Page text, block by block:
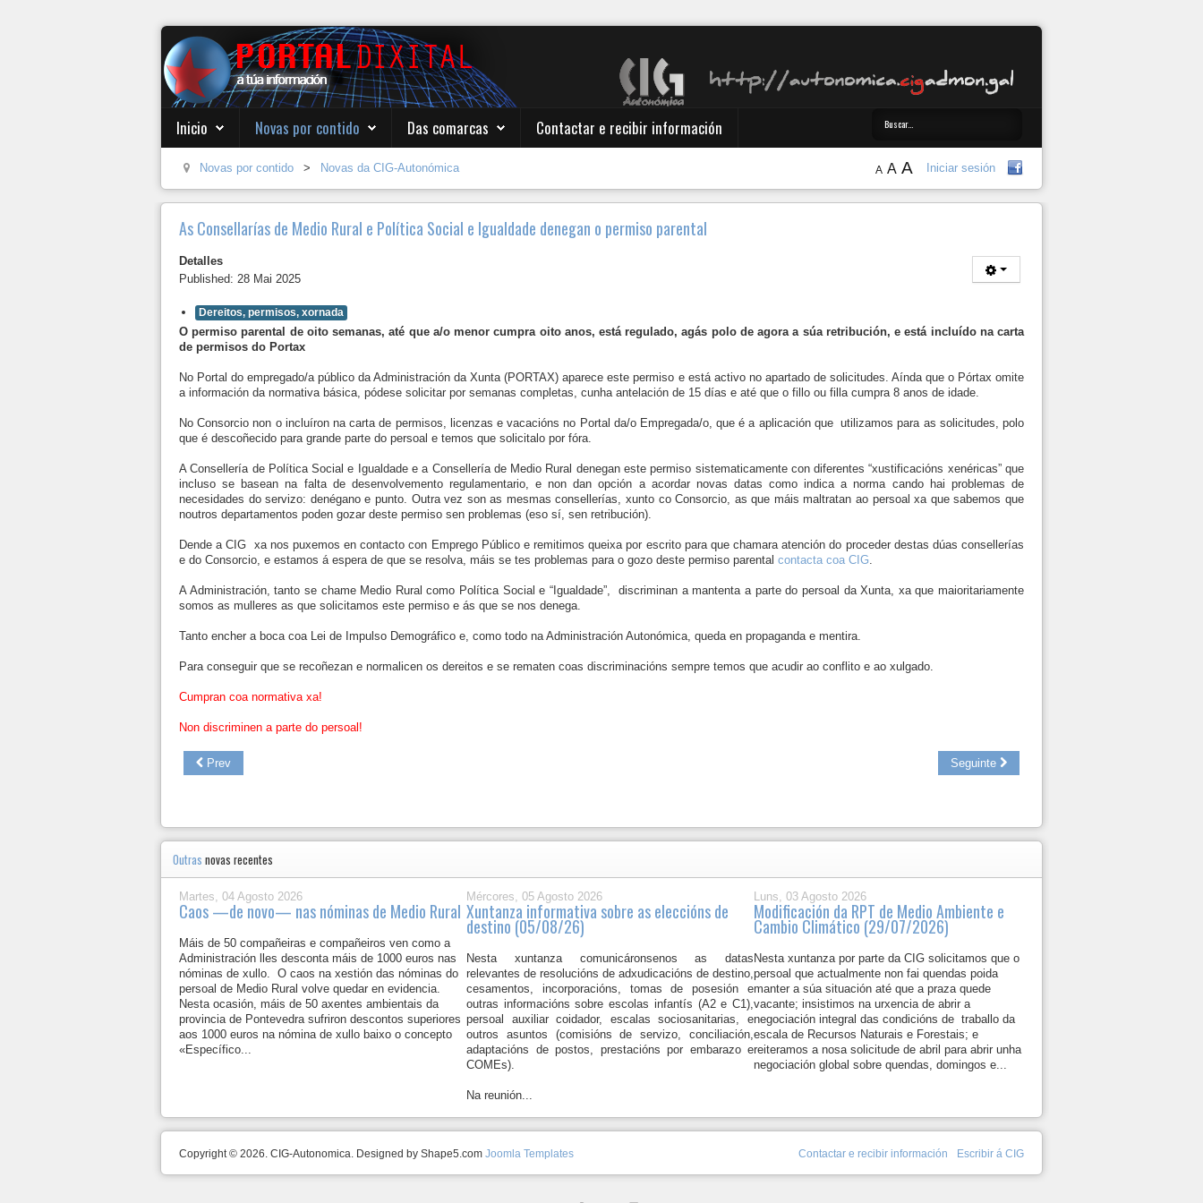
Inicio Novas por contido Das comarcas Contactar e recibir información
Novas por contido > Novas da CIG-Autonómica Iniciar sesión
A A A
As Consellarías de Medio Rural e Política Social e Igualdade denegan o permiso parental
Detalles
Published: 28 Mai 2025
Dereitos, permisos, xornada
O permiso parental de oito semanas, até que a/o menor cumpra oito anos, está regulado, agás polo de agora a súa retribución, e está incluído na carta
de permisos do Portax
No Portal do empregado/a público da Administración da Xunta (PORTAX) aparece este permiso e está activo no apartado de solicitudes. Aínda que o Pórtax omite
a información da normativa básica, pódese solicitar por semanas completas, cunha antelación de 15 días e até que o fillo ou filla cumpra 8 anos de idade.
No Consorcio non o incluíron na carta de permisos, licenzas e vacacións no Portal da/o Empregada/o, que é a aplicación que utilizamos para as solicitudes, polo
que é descoñecido para grande parte do persoal e temos que solicitalo por fóra.
A Consellería de Política Social e Igualdade e a Consellería de Medio Rural denegan este permiso sistematicamente con diferentes “xustificacións xenéricas” que
incluso se basean na falta de desenvolvemento regulamentario, e non dan opción a acordar novas datas como indica a norma cando hai problemas de
necesidades do servizo: denégano e punto. Outra vez son as mesmas consellerías, xunto co Consorcio, as que máis maltratan ao persoal xa que sabemos que
noutros departamentos poden gozar deste permiso sen problemas (eso sí, sen retribución).
Dende a CIG xa nos puxemos en contacto con Emprego Público e remitimos queixa por escrito para que chamara atención do proceder destas dúas consellerías
e do Consorcio, e estamos á espera de que se resolva, máis se tes problemas para o gozo deste permiso parental contacta coa CIG.
A Administración, tanto se chame Medio Rural como Política Social e “Igualdade”, discriminan a mantenta a parte do persoal da Xunta, xa que maioritariamente
somos as mulleres as que solicitamos este permiso e ás que se nos denega.
Tanto encher a boca coa Lei de Impulso Demográfico e, como todo na Administración Autonómica, queda en propaganda e mentira.
Para conseguir que se recoñezan e normalicen os dereitos e se rematen coas discriminacións sempre temos que acudir ao conflito e ao xulgado.
Cumpran coa normativa xa!
Non discriminen a parte do persoal!
Prev Seguinte
Outras novas recentes
Martes, 04 Agosto 2026
Caos —de novo— nas nóminas de Medio Rural
Máis de 50 compañeiras e compañeiros ven como a
Administración lles desconta máis de 1000 euros nas
nóminas de xullo. O caos na xestión das nóminas do
persoal de Medio Rural volve quedar en evidencia.
Nesta ocasión, máis de 50 axentes ambientais da
provincia de Pontevedra sufriron descontos superiores
aos 1000 euros na nómina de xullo baixo o concepto
«Específico...
Mércores, 05 Agosto 2026
Xuntanza informativa sobre as eleccións de
destino (05/08/26)
Nesta xuntanza comunicáronsenos as datas
relevantes de resolucións de adxudicacións de destino,
cesamentos, incorporacións, tomas de posesión e
outras informacións sobre escolas infantís (A2 e C1),
persoal auxiliar coidador, escalas sociosanitarias, e
outros asuntos (comisións de servizo, conciliación,
adaptacións de postos, prestacións por embarazo e
COMEs).
Na reunión...
Luns, 03 Agosto 2026
Modificación da RPT de Medio Ambiente e
Cambio Climático (29/07/2026)
Nesta xuntanza por parte da CIG solicitamos que o
persoal que actualmente non fai quendas poida
manter a súa situación até que a praza quede
vacante; insistimos na urxencia de abrir a
negociación integral das condicións de traballo da
escala de Recursos Naturais e Forestais; e
reiteramos a nosa solicitude de abril para abrir unha
negociación global sobre quendas, domingos e...
Copyright © 2026. CIG-Autonomica. Designed by Shape5.com Joomla Templates Escribir á CIG
Contactar e recibir información